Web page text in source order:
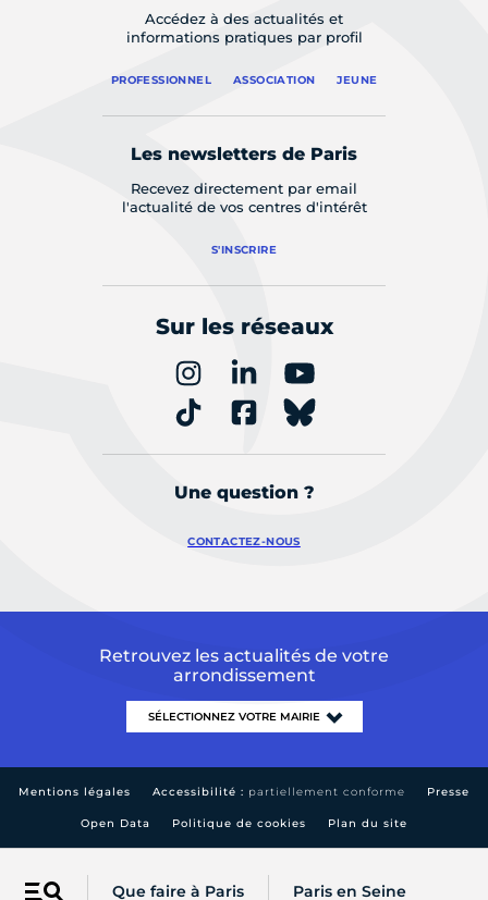
Que faire à Paris Paris en Seine
Accédez à des actualités et
informations pratiques par profil
PROFESSIONNEL ASSOCIATION JEUNE
Les newsletters de Paris
Recevez directement par email
l'actualité de vos centres d'intérêt
S'INSCRIRE
Sur les réseaux
Une question ?
CONTACTEZ-NOUS
Retrouvez les actualités de votre
arrondissement
Mentions légales Accessibilité : partiellement conforme Presse
Open Data Politique de cookies Plan du site